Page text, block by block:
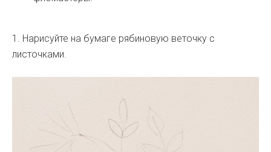
1. Нарисуйте на бумаге рябиновую веточку с
листочками.